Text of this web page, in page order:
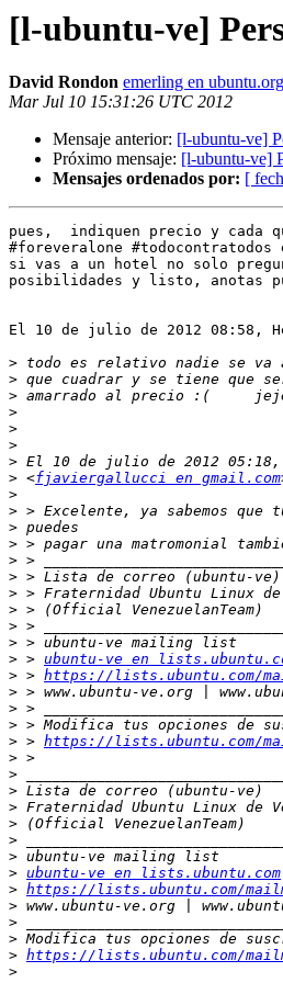
[l-ubuntu-ve]
David Rondon emerling en
Mar Jul 10 15:31:26 UTC 2012
Mensaje anterior: [l-ubuntu-ve]
Próximo mensaje: [l-ubuntu-ve]
Mensajes ordenados por: [
pues,  indiquen precio y cada
#foreveralone #todocontratodos
si vas a un hotel no solo
posibilidades y listo, anotas
El 10 de julio de 2012 08:58,
>
>
>
>
>
>
>
> <fjaviergallucci en gmail.com
>
>
>
>
>
>
>
>
>
>
> > ubuntu-ve en
> > https://lists.ubuntu.com/
>
>
>
> > https://lists.ubuntu.com/
>
>
>
>
>
>
>
> ubuntu-ve en lists.ubuntu.com
> https://lists.ubuntu.com/
>
>
>
> https://lists.ubuntu.com/
>